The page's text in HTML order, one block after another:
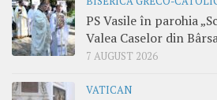
PS Vasile în parohia
Valea Caselor din
7 AUGUST 2026
VATICAN